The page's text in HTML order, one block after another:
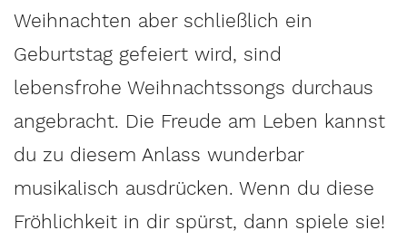
Weihnachten aber schließlich ein
Geburtstag gefeiert wird, sind
lebensfrohe Weihnachtssongs durchaus
angebracht. Die Freude am Leben kannst
du zu diesem Anlass wunderbar
musikalisch ausdrücken. Wenn du diese
Fröhlichkeit in dir spürst, dann spiele sie!